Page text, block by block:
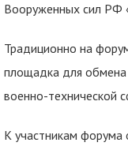
Вооруженных сил РФ
Традиционно на
площадка для обмена
военно-технической
К участникам форума